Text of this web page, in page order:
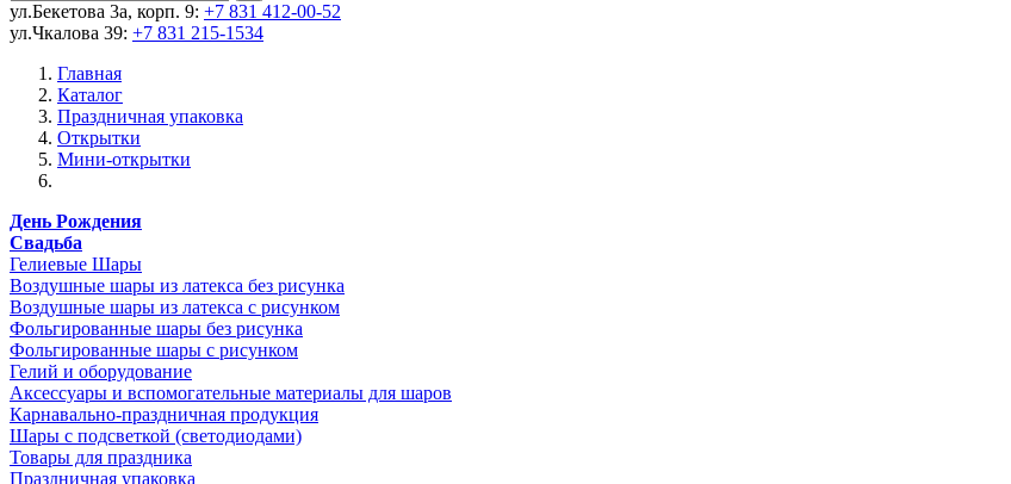
ул.Бекетова 3а, корп. 9: +7 831 412-00-52
ул.Чкалова 39: +7 831 215-1534
Главная
Каталог
Праздничная упаковка
Открытки
Мини-открытки
День Рождения
Свадьба
Гелиевые Шары
Воздушные шары из латекса без рисунка
Воздушные шары из латекса с рисунком
Фольгированные шары без рисунка
Фольгированные шары с рисунком
Гелий и оборудование
Аксессуары и вспомогательные материалы для шаров
Карнавально-праздничная продукция
Шары с подсветкой (светодиодами)
Товары для праздника
Праздничная упаковка